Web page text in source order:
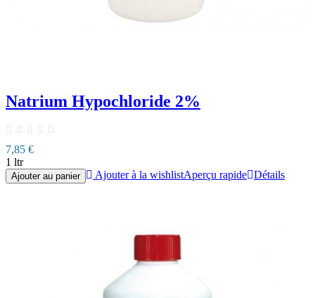
Natrium Hypochloride 2%
7,85 €
1 ltr
Ajouter au panier Ajouter à la wishlistAperçu rapide Détails